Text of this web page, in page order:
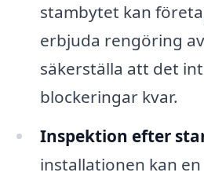
stambytet kan
erbjuda rengöring
säkerställa att det
blockeringar kvar.
Inspektion efter
installationen kan